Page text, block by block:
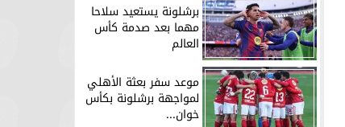
برشلونة يستعيد سلاحا
مهما بعد صدمة كأس
العالم
موعد سفر بعثة الأهلي
لمواجهة برشلونة بكأس
خوان...